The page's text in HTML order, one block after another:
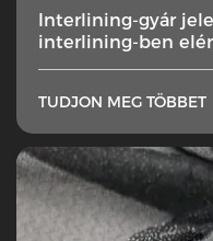
Interlining-gyár
interlining-ben
TUDJON MEG TÖBBET